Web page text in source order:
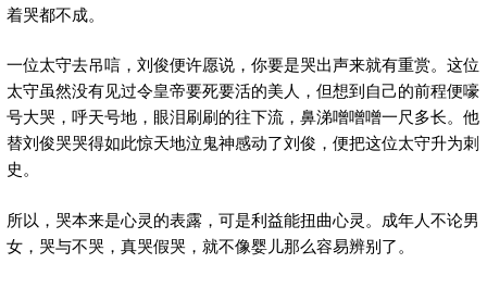
着哭都不成。
一位太守去吊唁，刘俊便许愿说，你要是哭出声来就有重赏。这位
太守虽然没有见过令皇帝要死要活的美人，但想到自己的前程便嚎
号大哭，呼天号地，眼泪刷刷的往下流，鼻涕噌噌噌一尺多长。他
替刘俊哭哭得如此惊天地泣鬼神感动了刘俊，便把这位太守升为刺
史。
所以，哭本来是心灵的表露，可是利益能扭曲心灵。成年人不论男
女，哭与不哭，真哭假哭，就不像婴儿那么容易辨别了。